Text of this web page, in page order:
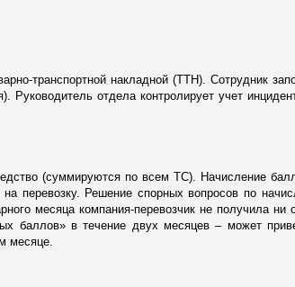
транспортной накладной (ТТН). Сотрудник
Руководитель отдела контролирует учет
(суммируются по всем ТС). Начисление
перевозку. Решение спорных вопросов по
месяца компания-перевозчик не получила ни
баллов» в течение двух месяцев – может
месяце.